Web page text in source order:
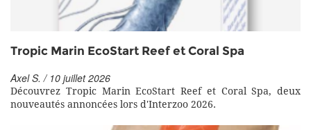
Tropic Marin EcoStart Reef et Coral Spa
Axel S. / 10 juillet 2026
Découvrez Tropic Marin EcoStart Reef et Coral Spa, deux
nouveautés annoncées lors d'Interzoo 2026.